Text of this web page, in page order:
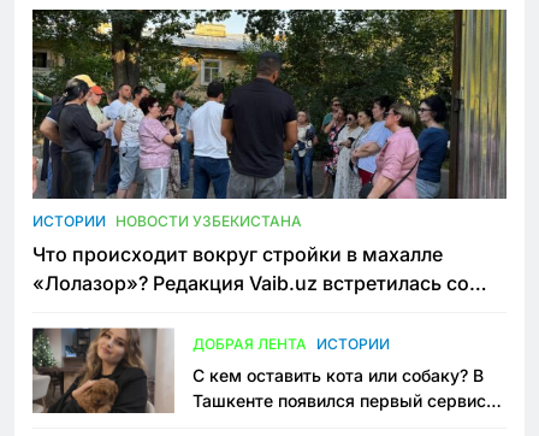
ИСТОРИИ НОВОСТИ УЗБЕКИСТАНА
Что происходит вокруг стройки в махалле
«Лолазор»? Редакция Vaib.uz встретилась со
ДОБРАЯ ЛЕНТА ИСТОРИИ
С кем оставить кота или собаку? В
Ташкенте появился первый сервис